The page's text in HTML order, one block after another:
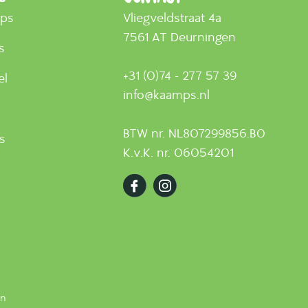
Vliegveldstraat 4a
7561 AT Deurningen
+31 (0)74 - 277 57 39
info@kaamps.nl
BTW nr. NL807299856.B0
K.v.K. nr. 06054201